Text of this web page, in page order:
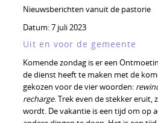
Nieuwsberichten vanuit de pastorie
Datum:7 juli 2023
Uit en voor de gemeente
Komende zondag is er een
de dienst heeft te maken met de
gekozen voor de vier woorden:
recharge. Trek even de stekker eruit,
wordt. De vakantie is een tijd om op